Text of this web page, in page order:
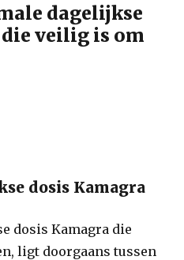
dagelijkse
veilig is om
dosis Kamagra
dosis Kamagra die
ligt doorgaans tussen